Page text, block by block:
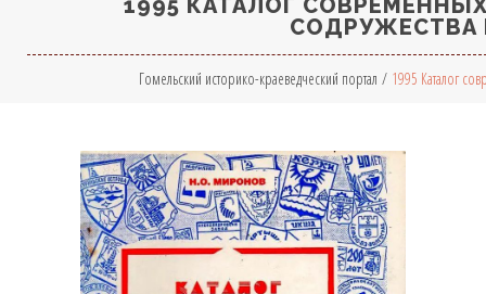
1995 КАТАЛОГ
СОДРУЖЕСТВА
Гомельский историко-краеведческий портал / 1995 Каталог